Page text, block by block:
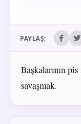
PAYLAŞ:
Başkalarının
savaşmak.